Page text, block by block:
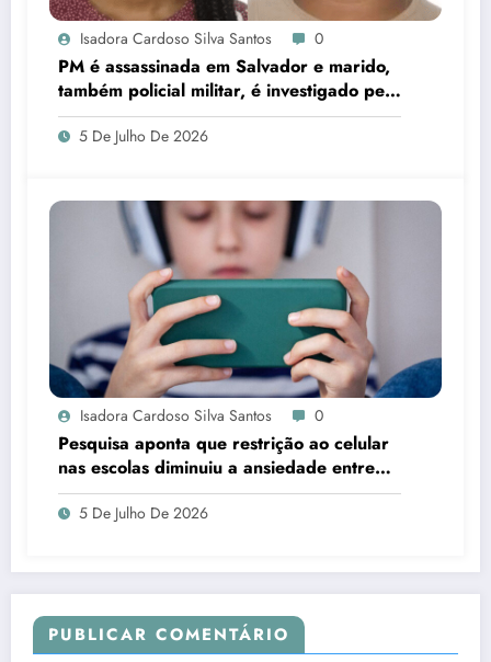
Isadora Cardoso Silva Santos 0
PM é assassinada em Salvador e marido,
também policial militar, é investigado pelo
crime
5 De Julho De 2026
Isadora Cardoso Silva Santos 0
Pesquisa aponta que restrição ao celular
nas escolas diminuiu a ansiedade entre
estudantes
5 De Julho De 2026
PUBLICAR COMENTÁRIO